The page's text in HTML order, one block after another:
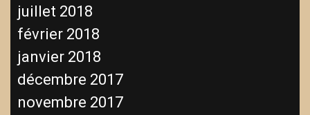
juillet 2018
février 2018
janvier 2018
décembre 2017
novembre 2017